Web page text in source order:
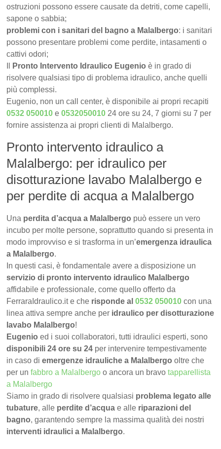
ostruzioni possono essere causate da detriti, come capelli,
sapone o sabbia;
problemi con i sanitari del bagno a Malalbergo: i sanitari
possono presentare problemi come perdite, intasamenti o
cattivi odori;
Pronto Intervento Idraulico Eugenio è in grado di
risolvere qualsiasi tipo di problema idraulico, anche quelli
più complessi.
Eugenio, non un call center, è disponibile ai propri recapiti
0532 050010 e0532050010 24 ore su 24, 7 giorni su 7 per
fornire assistenza ai propri clienti di Malalbergo.
Pronto intervento idraulico a
Malalbergo: per idraulico per
disotturazione lavabo Malalbergo e
per perdite di acqua a Malalbergo
Una perdita d’acqua a Malalbergo può essere un vero
incubo per molte persone, soprattutto quando si presenta in
modo improvviso e si trasforma in un’emergenza idraulica
a Malalbergo.
In questi casi, è fondamentale avere a disposizione un
servizio di pronto intervento idraulico Malalbergo
affidabile e professionale, come quello offerto da
FerraraIdraulico.it e che risponde al0532 050010 con una
linea attiva sempre anche per idraulico per disotturazione
lavabo Malalbergo!
Eugenio ed i suoi collaboratori, tutti idraulici esperti, sono
disponibili 24 ore su 24 per intervenire tempestivamente
in caso diemergenze idrauliche a Malalbergooltre che
per unfabbro a Malalbergo o ancora un bravotapparellista
a Malalbergo
Siamo in grado di risolvere qualsiasi problema legato alle
tubature, alle perdite d’acqua e alle riparazioni del
bagno, garantendo sempre la massima qualità dei nostri
interventi idraulici a Malalbergo.